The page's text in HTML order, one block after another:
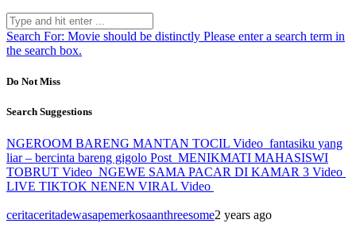
Search For: Movie should be distinctly Please enter a search term in
the search box.
Do Not Miss
Search Suggestions
NGEROOM BARENG MANTAN TOCIL Video fantasiku yang
liar – bercinta bareng gigolo Post MENIKMATI MAHASISWI
TOBRUT Video NGEWE SAMA PACAR DI KAMAR 3 Video
LIVE TIKTOK NENEN VIRAL Video
ceritaceritadewasapemerkosaanthreesome2 years ago